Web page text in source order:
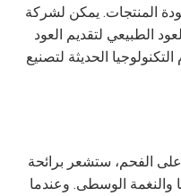
جودة المنتجات. يمكن لشركة
الطبيعي لتقديم العود
الحديثة لتصنيع
الفحم، ستشعر برائحة
والنغمة الوسطى. وعندما